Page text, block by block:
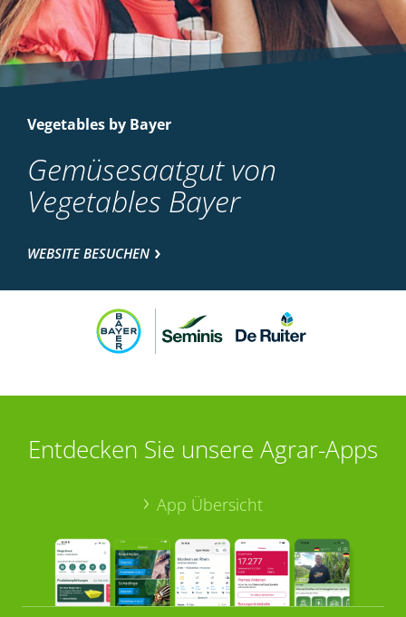
Vegetables by Bayer
Gemüsesaatgut von
Vegetables Bayer
WEBSITE BESUCHEN
Entdecken Sie unsere Agrar-Apps
App Übersicht